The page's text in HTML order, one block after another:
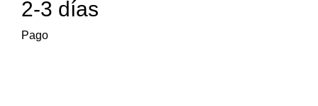
2-3 días
Pago